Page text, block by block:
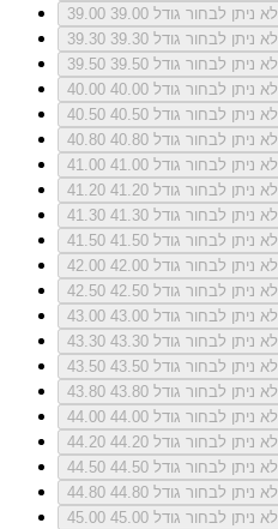
39.00
לא ניתן לבחור גודל 39.00
39.30
לא ניתן לבחור גודל 39.30
39.50
לא ניתן לבחור גודל 39.50
40.00
לא ניתן לבחור גודל 40.00
40.50
לא ניתן לבחור גודל 40.50
40.80
לא ניתן לבחור גודל 40.80
41.00
לא ניתן לבחור גודל 41.00
41.20
לא ניתן לבחור גודל 41.20
41.30
לא ניתן לבחור גודל 41.30
41.50
לא ניתן לבחור גודל 41.50
42.00
לא ניתן לבחור גודל 42.00
42.50
לא ניתן לבחור גודל 42.50
43.00
לא ניתן לבחור גודל 43.00
43.30
לא ניתן לבחור גודל 43.30
43.50
לא ניתן לבחור גודל 43.50
43.80
לא ניתן לבחור גודל 43.80
44.00
לא ניתן לבחור גודל 44.00
44.20
לא ניתן לבחור גודל 44.20
44.50
לא ניתן לבחור גודל 44.50
44.80
לא ניתן לבחור גודל 44.80
45.00
לא ניתן לבחור גודל 45.00